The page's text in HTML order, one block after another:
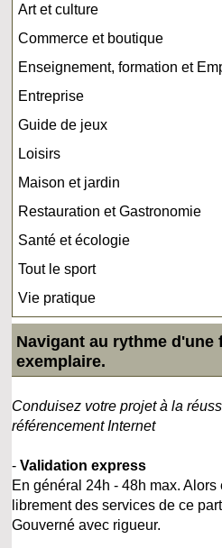
Art et culture
Commerce et boutique
Enseignement, formation et
Entreprise
Guide de jeux
Loisirs
Maison et jardin
Restauration et Gastronomie
Santé et écologie
Tout le sport
Vie pratique
Navigant au rythme d'une
exemplaire.
Conduisez votre projet à la
référencement Internet
-Validation express
En général 24h - 48h max.
librement des services de ce
Gouverné avec rigueur.